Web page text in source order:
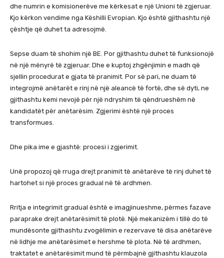
dhe numrin e komisionerëve me kërkesat e një Unioni të zgjeruar.
Kjo kërkon vendime nga Këshilli Evropian. Kjo është gjithashtu një
çështje që duhet ta adresojmë.
Sepse duam të shohim një BE. Por gjithashtu duhet të funksionojë
në një mënyrë të zgjeruar. Dhe e kuptoj zhgënjimin e madh që
sjellin procedurat e gjata të pranimit. Por së pari, ne duam të
integrojmë anëtarët e rinj në një aleancë të fortë, dhe së dyti, ne
gjithashtu kemi nevojë për një ndryshim të qëndrueshëm në
kandidatët për anëtarësim. Zgjerimi është një proces
transformues.
Dhe pika ime e gjashtë: procesi i zgjerimit.
Unë propozoj që rruga drejt pranimit të anëtarëve të rinj duhet të
hartohet si një proces gradual në të ardhmen.
Rritja e integrimit gradual është e imagjinueshme, përmes fazave
paraprake drejt anëtarësimit të plotë. Një mekanizëm i tillë do të
mundësonte gjithashtu zvogëlimin e rezervave të disa anëtarëve
në lidhje me anëtarësimet e hershme të plota. Në të ardhmen,
traktatet e anëtarësimit mund të përmbajnë gjithashtu klauzola